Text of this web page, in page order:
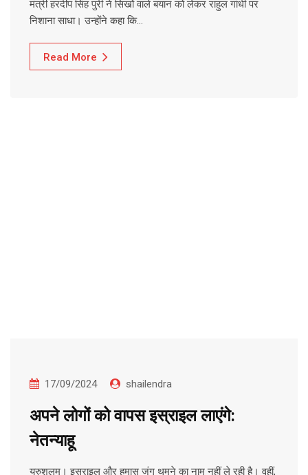
मंत्री हरदीप सिंह पुरी ने सिखों वाले बयान को लेकर राहुल गांधी पर
निशाना साधा। उन्होंने कहा कि…
Read More
17/09/2024 shailendra
अपने लोगों को वापस इस्राइल लाएंगे:
नेतन्याहू
यरुशलम। इस्राइल और हमास जंग थमने का नाम नहीं ले रही है। वहीं,